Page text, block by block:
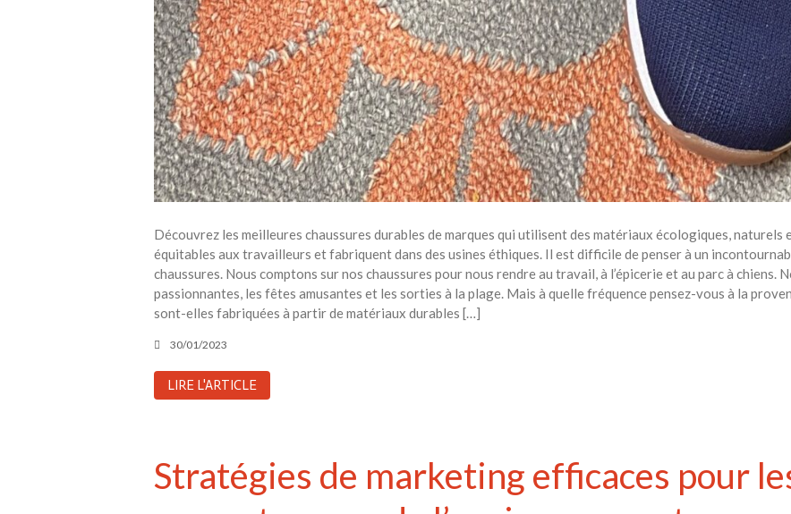
Découvrez les meilleures chaussures durables de marques qui utilisent des matériaux écologiques,
équitables aux travailleurs et fabriquent dans des usines éthiques. Il est difficile de penser à un
chaussures. Nous comptons sur nos chaussures pour nous rendre au travail, à l’épicerie et au parc à chiens.
passionnantes, les fêtes amusantes et les sorties à la plage. Mais à quelle fréquence pensez-vous à la
sont-elles fabriquées à partir de matériaux durables […]
30/01/2023
LIRE L'ARTICLE
Stratégies de marketing efficaces pour